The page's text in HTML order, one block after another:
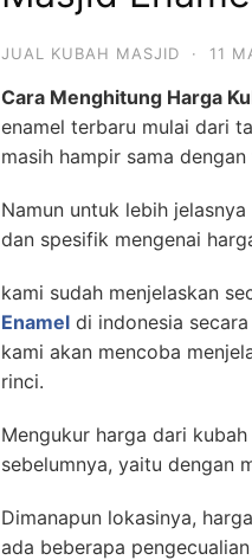
JUAL KUBAH MASJID · 11
Cara Menghitung Harga
enamel terbaru mulai dari
masih hampir sama dengan
Namun untuk lebih
dan spesifik mengenai
kami sudah menjelaskan
Enamel di indonesia
kami akan mencoba
rinci.
Mengukur harga dari
sebelumnya, yaitu dengan
Dimanapun lokasinya,
ada beberapa